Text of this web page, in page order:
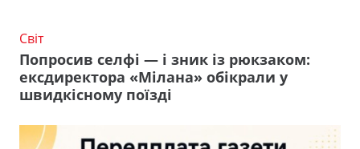
Світ
Попросив селфі — і зник із рюкзаком:
ексдиректора «Мілана» обікрали у
швидкісному поїзді